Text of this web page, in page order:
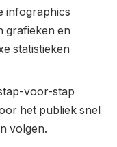
infographics
grafieken en
statistieken
voor-stap
het publiek snel
volgen.